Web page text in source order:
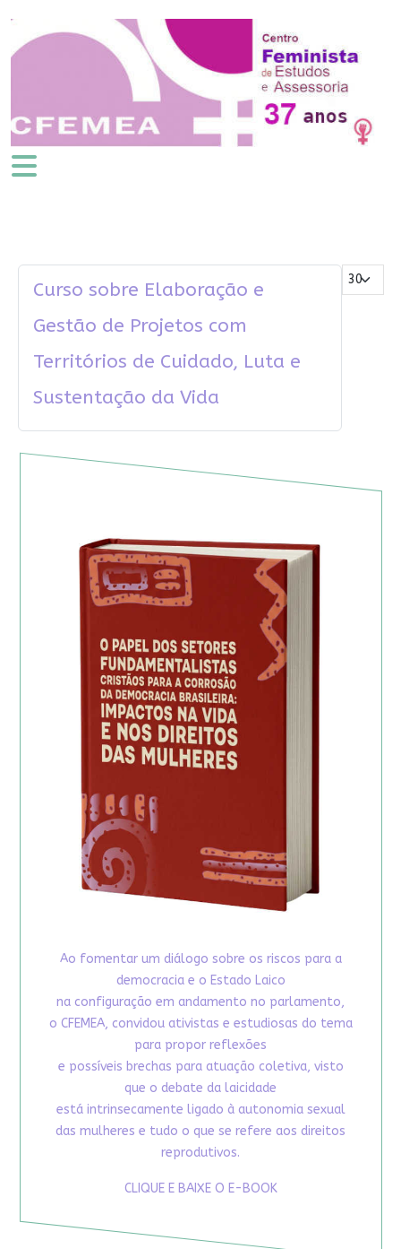
Mostrar #
Curso sobre Elaboração e
Gestão de Projetos com
Territórios de Cuidado, Luta e
Sustentação da Vida
Ao fomentar um diálogo sobre os riscos para a
democracia e o Estado Laico
na configuração em andamento no parlamento,
o CFEMEA, convidou ativistas e estudiosas do tema
para propor reflexões
e possíveis brechas para atuação coletiva, visto
que o debate da laicidade
está intrinsecamente ligado à autonomia sexual
das mulheres e tudo o que se refere aos direitos
reprodutivos.
CLIQUE E BAIXE O E-BOOK